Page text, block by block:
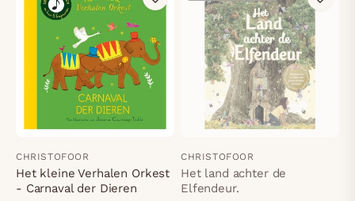
CHRISTOFOOR
Het kleine Verhalen Orkest
- Carnaval der Dieren
CHRISTOFOOR
Het land achter de
Elfendeur.